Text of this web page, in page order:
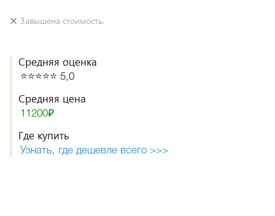
Завышена стоимость.
Средняя оценка
⭐️⭐️⭐️⭐️⭐️ 5,0
Средняя цена
11200₽
Где купить
Узнать, где дешевле всего >>>